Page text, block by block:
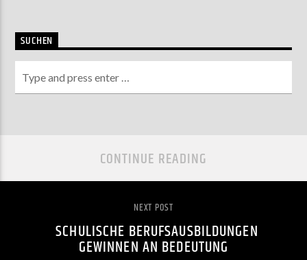
SUCHEN
CONTINUE READING
NEXT POST
SCHULISCHE BERUFSAUSBILDUNGEN
GEWINNEN AN BEDEUTUNG